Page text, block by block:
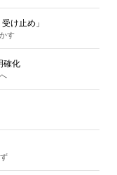
け止め」
す
確化